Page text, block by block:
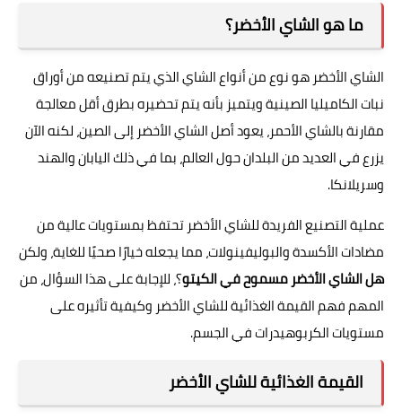
ما هو الشاي الأخضر؟
الشاي الأخضر هو نوع من أنواع الشاي الذي يتم تصنيعه من أوراق
نبات الكاميليا الصينية ويتميز بأنه يتم تحضيره بطرق أقل معالجة
مقارنة بالشاي الأحمر، يعود أصل الشاي الأخضر إلى الصين، لكنه الآن
يزرع في العديد من البلدان حول العالم، بما في ذلك اليابان والهند
وسريلانكا.
عملية التصنيع الفريدة للشاي الأخضر تحتفظ بمستويات عالية من
مضادات الأكسدة والبوليفينولات، مما يجعله خيارًا صحيًا للغاية، ولكن
هل الشاي الأخضر مسموح في الكيتو؟، للإجابة على هذا السؤال، من
المهم فهم القيمة الغذائية للشاي الأخضر وكيفية تأثيره على
مستويات الكربوهيدرات في الجسم.
القيمة الغذائية للشاي الأخضر